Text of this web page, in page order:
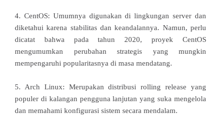
4. CentOS: Umumnya digunakan di lingkungan server dan
diketahui karena stabilitas dan keandalannya. Namun, perlu
dicatat bahwa pada tahun 2020, proyek CentOS
mengumumkan perubahan strategis yang mungkin
mempengaruhi popularitasnya di masa mendatang.
5. Arch Linux: Merupakan distribusi rolling release yang
populer di kalangan pengguna lanjutan yang suka mengelola
dan memahami konfigurasi sistem secara mendalam.